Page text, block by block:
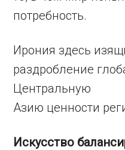
потребность.
Ирония здесь
раздробление
Центральную
Азию ценности
Искусство